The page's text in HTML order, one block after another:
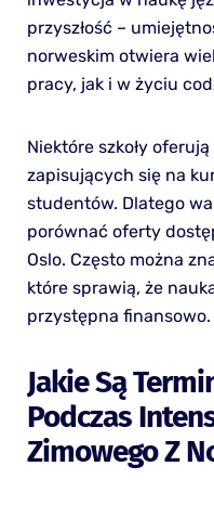
przyszłość –
norweskim otwiera
pracy, jak i w życiu
Niektóre szkoły
zapisujących się na
studentów. Dlatego
porównać oferty
Oslo. Często można
które sprawią, że
przystępna finansowo.
Jakie Są
Podczas
Zimowego Z